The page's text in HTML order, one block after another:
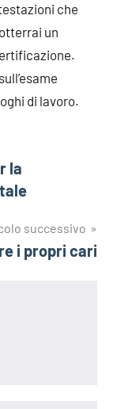
che
un
di lavoro.
la
successivo
i propri cari